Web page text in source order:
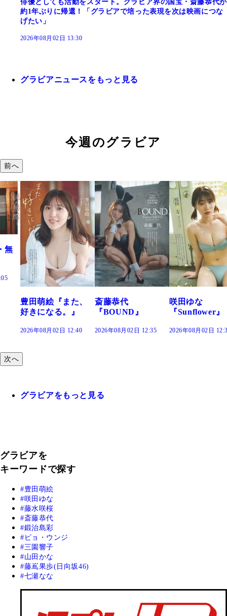
俳優としても活動をスタート。グラビア界の国宝・斎藤恭代が
約1年ぶりに帰還！「グラビアで培った表現を次は映画につな
げたい」
2026年08月02日 13:30
グラビアニュースをもっと見る
今週のグラビア
前へ
斎藤恭代
『BOUND』
2026年08月02日 12:35
咲田ゆな
『Sunflower』
2026年08月02日 12:30
藤水咲桜『花
だまり』
2026年08月02日
次へ
グラビアをもっと見る
グラビアを
キーワードで探す
豊田萌絵
咲田ゆな
藤水咲桜
斎藤恭代
鍛治島彩
ピョ・ウンジ
三園響子
山田かな
藤嶌果歩(日向坂46)
七瀬なな